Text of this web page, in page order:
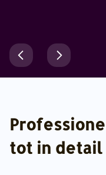
tot in